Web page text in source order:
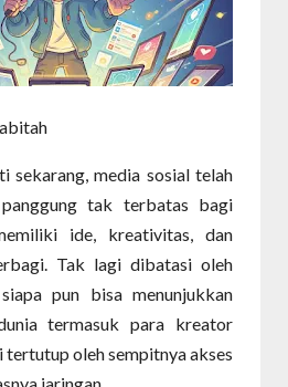
sekarang, media sosial telah
tak terbatas bagi
ide, kreativitas, dan
Tak lagi dibatasi oleh
pun bisa menunjukkan
termasuk para kreator
tertutup oleh sempitnya akses